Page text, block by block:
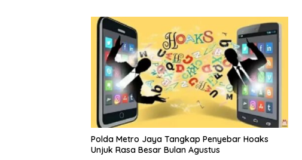
Polda Metro Jaya Tangkap Penyebar Hoaks
Unjuk Rasa Besar Bulan Agustus